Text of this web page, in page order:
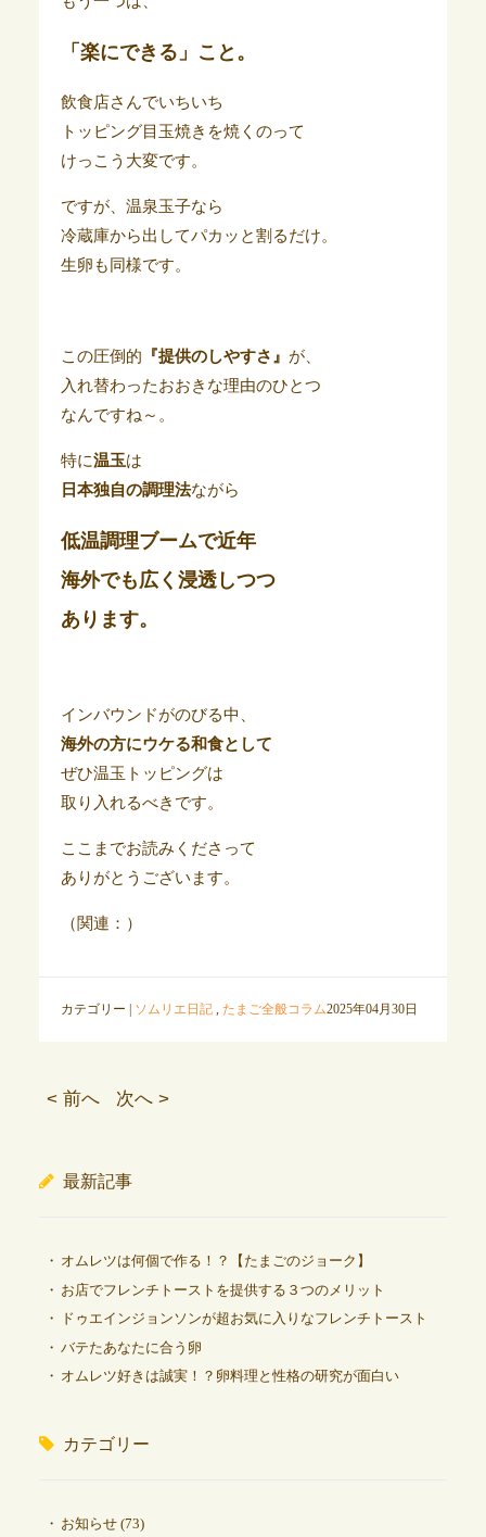
「楽にできる」こと。
飲食店さんでいちいち
トッピング目玉焼きを焼くのって
けっこう大変です。
ですが、温泉玉子なら
冷蔵庫から出してパカッと割るだけ。
生卵も同様です。
この圧倒的 『提供のしやすさ』 が、
入れ替わったおおきな理由のひとつ
なんですね～。
特に温玉は
日本独自の調理法ながら
低温調理ブームで近年
海外でも広く浸透しつつ
あります。
インバウンドがのびる中、
海外の方にウケる和食として
ぜひ温玉トッピングは
取り入れるべきです。
ここまでお読みくださって
ありがとうございます。
（関連：）
カテゴリー | ソムリエ日記, たまご全般コラム2025年04月30日
< 前へ 次へ >
最新記事
オムレツは何個で作る！？【たまごのジョーク】
お店でフレンチトーストを提供する３つのメリット
ドゥエインジョンソンが超お気に入りなフレンチトースト
バテたあなたに合う卵
オムレツ好きは誠実！？卵料理と性格の研究が面白い
カテゴリー
お知らせ(73)